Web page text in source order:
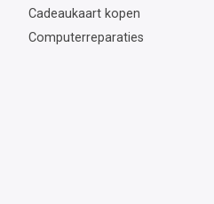
Cadeaukaart kopen
Computerreparaties